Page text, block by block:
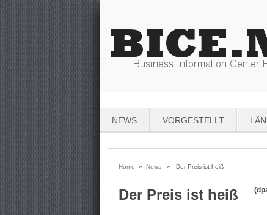
NEWS VORGESTELLT
Home »News » Der Preis ist heiß
Der Preis ist heiß